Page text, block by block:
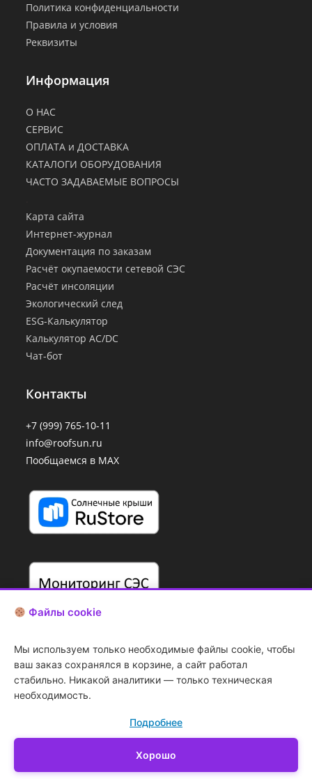
Политика конфиденциальности
Правила и условия
Реквизиты
Информация
О НАС
СЕРВИС
ОПЛАТА и ДОСТАВКА
КАТАЛОГИ ОБОРУДОВАНИЯ
ЧАСТО ЗАДАВАЕМЫЕ ВОПРОСЫ
Карта сайта
Интернет-журнал
Документация по заказам
Расчёт окупаемости сетевой СЭС
Расчёт инсоляции
Экологический след
ESG-Калькулятор
Калькулятор AC/DC
Чат-бот
Контакты
+7 (999) 765-10-11
info@roofsun.ru
Пообщаемся в MAX
запрещено
Файлы cookie
Мы используем только необходимые файлы cookie, чтобы
ваш заказ сохранялся в корзине, а сайт работал
стабильно. Никакой аналитики — только техническая
необходимость.
Подробнее
Хорошо